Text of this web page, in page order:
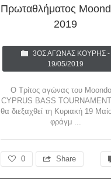
Πρωταθλήματος
2019
3ΟΣ ΑΓΏΝΑΣ ΚΟΎΡΗΣ -
19/05/2019
Ο Τρίτος αγώνας του
CYPRUS BASS
θα διεξαχθεί τη Κυριακή 19
φράγμ ...
0 Share